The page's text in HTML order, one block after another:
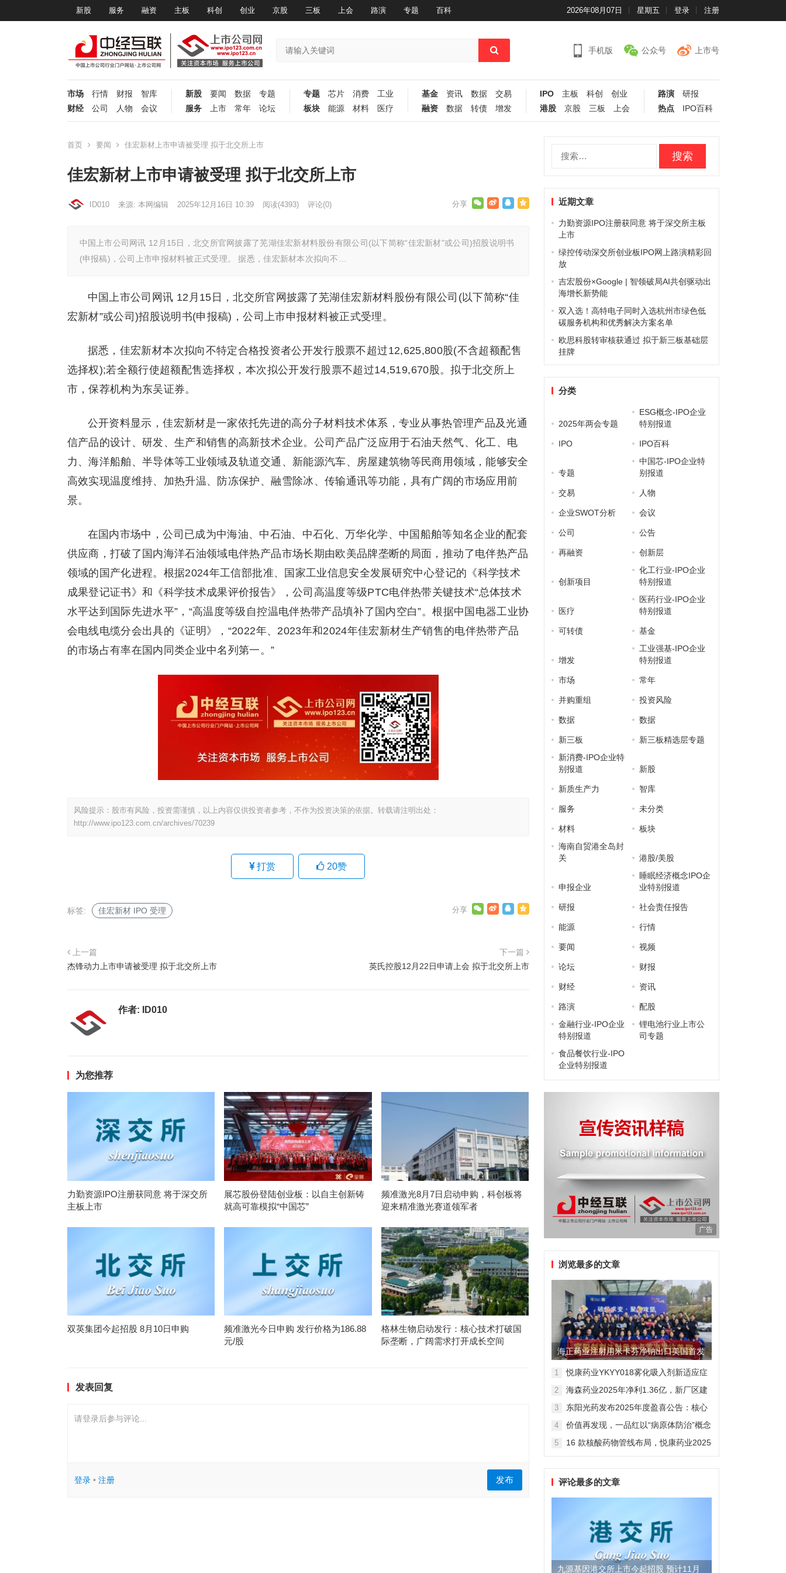
新股 服务 融资 主板 科创 创业 京股 三板 上会 路演 专题 百科 2026年08月07日 星期五 登录 注册
手机版 公众号 上市号
市场 行情 财报
智库
财经
公司 人物 会议
新股 要闻 数据
专题
服务
上市 常年 论坛
专题 芯片 消费
工业
板块
能源 材料 医疗
基金 资讯 数据
交易
融资
数据 转债 增发
IPO 主板 科创
创业
港股
京股 三板 上会
路演
研报
热点
IPO百科
首页 要闻 佳宏新材上市申请被受理 拟于北交所上市
佳宏新材上市申请被受理 拟于北交所上市
ID010 来源: 本网编辑 2025年12月16日 10:39 阅读(4393) 评论(0)
中国上市公司网讯 12月15日，北交所官网披露了芜湖佳宏新材料股份有限公司(以下简称“佳宏新材”或公司)招股说明书
(申报稿)，公司上市申报材料被正式受理。 据悉，佳宏新材本次拟向不…
中国上市公司网讯 12月15日，北交所官网披露了芜湖佳宏新材料股份有限公司(以下简称“佳
宏新材”或公司)招股说明书(申报稿)，公司上市申报材料被正式受理。
据悉，佳宏新材本次拟向不特定合格投资者公开发行股票不超过12,625,800股(不含超额配售
选择权);若全额行使超额配售选择权，本次拟公开发行股票不超过14,519,670股。拟于北交所上
市，保荐机构为东吴证券。
公开资料显示，佳宏新材是一家依托先进的高分子材料技术体系，专业从事热管理产品及光通
信产品的设计、研发、生产和销售的高新技术企业。公司产品广泛应用于石油天然气、化工、电
力、海洋船舶、半导体等工业领域及轨道交通、新能源汽车、房屋建筑物等民商用领域，能够安全
高效实现温度维持、加热升温、防冻保护、融雪除冰、传输通讯等功能，具有广阔的市场应用前
景。
在国内市场中，公司已成为中海油、中石油、中石化、万华化学、中国船舶等知名企业的配套
供应商，打破了国内海洋石油领域电伴热产品市场长期由欧美品牌垄断的局面，推动了电伴热产品
领域的国产化进程。根据2024年工信部批准、国家工业信息安全发展研究中心登记的《科学技术
成果登记证书》和《科学技术成果评价报告》，公司高温度等级PTC电伴热带关键技术“总体技术
水平达到国际先进水平”，“高温度等级自控温电伴热带产品填补了国内空白”。根据中国电器工业协
会电线电缆分会出具的《证明》，“2022年、2023年和2024年佳宏新材生产销售的电伴热带产品
的市场占有率在国内同类企业中名列第一。”
风险提示：股市有风险，投资需谨慎，以上内容仅供投资者参考，不作为投资决策的依据。转载请注明出处：
http://www.ipo123.com.cn/archives/70239
打赏 20赞
标签: 佳宏新材 IPO 受理
上一篇
杰锋动力上市申请被受理 拟于北交所上市
下一篇
英氏控股12月22日申请上会 拟于北交所上市
作者: ID010
为您推荐
力勤资源IPO注册获同意 将于深交所
主板上市
展芯股份登陆创业板：以自主创新铸
就高可靠模拟“中国芯”
频准激光8月7日启动申购，科创板将
迎来精准激光赛道领军者
双英集团今起招股 8月10日申购
频准激光今日申购 发行价格为186.88
元/股
格林生物启动发行：核心技术打破国
际垄断，广阔需求打开成长空间
发表回复
请登录后参与评论...
登录• 注册 发布
近期文章
力勤资源IPO注册获同意 将于深交所主板
上市
绿控传动深交所创业板IPO网上路演精彩回
放
吉宏股份×Google | 智领破局AI共创驱动出
海增长新势能
双入选！高特电子同时入选杭州市绿色低
碳服务机构和优秀解决方案名单
欧思科股转审核获通过 拟于新三板基础层
挂牌
分类
2025年两会专题
ESG概念-IPO企业
特别报道
IPO IPO百科
专题
中国芯-IPO企业特
别报道
交易 人物
企业SWOT分析 会议
公司 公告
再融资 创新层
创新项目
化工行业-IPO企业
特别报道
医疗
医药行业-IPO企业
特别报道
可转债 基金
增发
工业强基-IPO企业
特别报道
市场 常年
并购重组 投资风险
数据 数据
新三板
新三板精选层专题
新消费-IPO企业特
别报道
新股
新质生产力 智库
服务 未分类
材料
板块
海南自贸港全岛封
关
港股/美股
申报企业
睡眠经济概念IPO企
业特别报道
研报 社会责任报告
能源 行情
要闻 视频
论坛 财报
财经 资讯
路演
配股
金融行业-IPO企业
特别报道
锂电池行业上市公
司专题
食品餐饮行业-IPO
企业特别报道
广告
浏览最多的文章
海正药业注射用米卡芬净钠出口美国首发
制剂全球化迈出关键一步
1
悦康药业YKYY018雾化吸入剂新适应症
感染防治
2
海森药业2025年净利1.36亿，新厂区建
3
东阳光药发布2025年度盈喜公告：核心
维度
4
价值再发现，一品红以“病原体防治”概念
5
16 款核酸药物管线布局，悦康药业2025
评论最多的文章
九源基因港交所上市今起招股 预计11月